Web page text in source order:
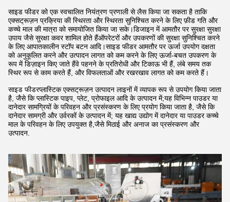
साइड फीडर को एक स्वचालित नियंत्रण प्रणाली से लैस किया जा सकता है ताकि
एक्सट्रूज़न प्रक्रिया की स्थिरता और स्थिरता सुनिश्चित करने के लिए फ़ीड गति और
कच्चे माल की मात्रा को समायोजित किया जा सके।डिजाइन में आमतौर पर सुरक्षा सुरक्षा
उपाय जैसे सुरक्षा कवर शामिल होते हैंऑपरेटरों और उपकरणों की सुरक्षा सुनिश्चित करने
के लिए आपातकालीन स्टॉप बटन आदि।साइड फीडर आमतौर पर ऊर्जा उपयोग दक्षता
को अनुकूलित करने और उत्पादन लागत को कम करने के लिए ऊर्जा-बचत उपकरण के
रूप में डिज़ाइन किए जाते हैंवे पहनने के प्रतिरोधी और टिकाऊ भी हैं, लंबे समय तक
स्थिर रूप से काम करते हैं, और विफलताओं और रखरखाव लागत को कम करते हैं।
साइड फीडरप्लास्टिक एक्सट्रूज़न उत्पादन लाइनों में व्यापक रूप से उपयोग किया जाता
है, जैसे कि प्लास्टिक पाइप, प्लेट, प्रोफाइल आदि के उत्पादन में;यह विभिन्न पाउडर या
दानेदार सामग्रियों के परिवहन और प्रसंस्करण के लिए प्रयोग किया जाता है, जैसे कि
दानेदार सामग्री और उर्वरकों के उत्पादन में; यह खाद्य उद्योग में दानेदार या पाउडर कच्चे
माल के परिवहन के लिए उपयुक्त है,जैसे मिठाई और अनाज का प्रसंस्करण और
उत्पादन.